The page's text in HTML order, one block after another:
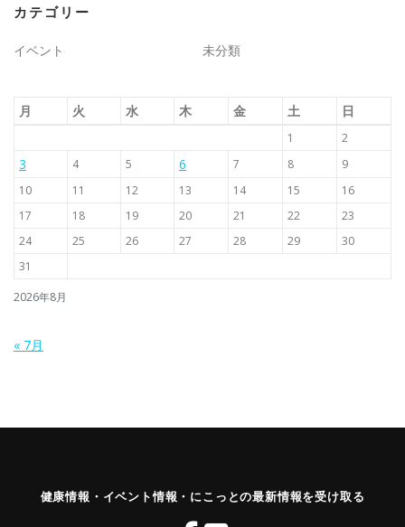
カテゴリー
イベント 未分類
2026年8月
月 火 水 木 金 土 日
1 2
3 4 5 6 7 8
9
10
11 12 13 14 15
16
17
18 19 20 21 22
23
24
25 26 27 28 29
30
31
« 7月
健康情報・イベント情報・にこっとの最新情報を受け取る